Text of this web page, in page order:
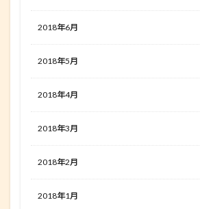
2018年6月
2018年5月
2018年4月
2018年3月
2018年2月
2018年1月